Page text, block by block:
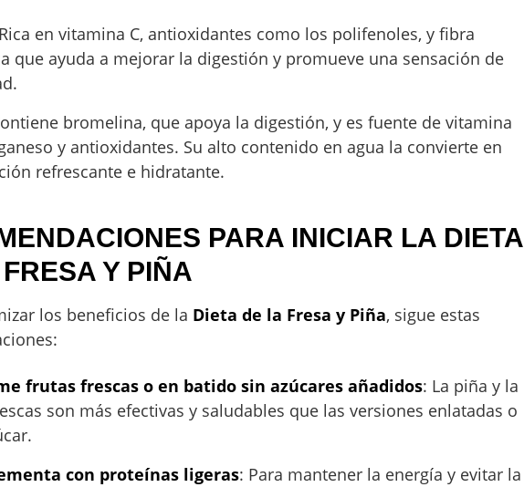
en vitamina C, antioxidantes como los polifenoles, y fibra
que ayuda a mejorar la digestión y promueve una sensación de
bromelina, que apoya la digestión, y es fuente de vitamina
y antioxidantes. Su alto contenido en agua la convierte en
refrescante e hidratante.
PARA INICIAR LA DIETA
Y PIÑA
los beneficios de la Dieta de la Fresa y Piña, sigue estas
frutas frescas o en batido sin azúcares añadidos: La piña y la
son más efectivas y saludables que las versiones enlatadas o
con proteínas ligeras: Para mantener la energía y evitar la